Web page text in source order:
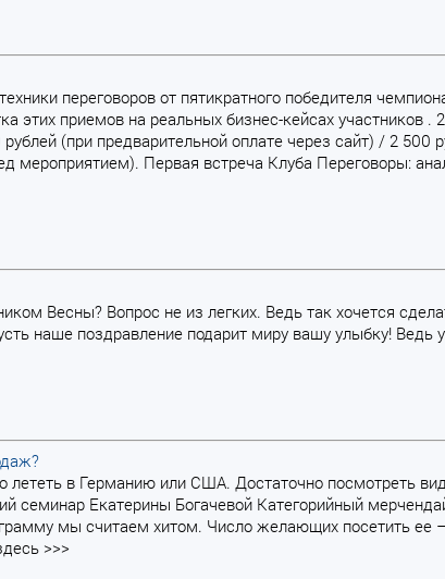
переговоров от пятикратного победителя
приемов на реальных бизнес-кейсах участников .
(при предварительной оплате через сайт) / 2 500
Первая встреча Клуба Переговоры:
Весны? Вопрос не из легких. Ведь так хочется
наше поздравление подарит миру вашу улыбку! Ведь
лететь в Германию или США. Достаточно посмотреть
семинар Екатерины Богачевой Категорийный
мы считаем хитом. Число желающих посетить ее
>>>